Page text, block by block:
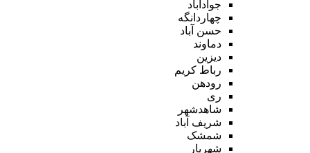
جوادآباد
چهاردانگه
حسن آباد
دماوند
دیزین
رباط کریم
رودهن
ری
شاهدشهر
شریف آباد
شمشک
شهریار